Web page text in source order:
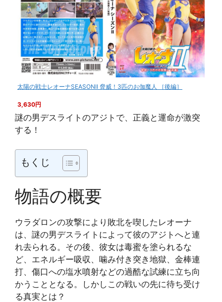
太陽の戦士レオーナSEASONII 脅威！3匹のお伽魔人 ［後編］
3,630円
謎の男デスライトのアジトで、正義と運命が激突
する！
もくじ
物語の概要
ウラダロンの攻撃により敗北を喫したレオーナ
は、謎の男デスライトによって彼のアジトへと連
れ去られる。その後、彼女は毒蜜を塗られるな
ど、エネルギー吸収、噛み付き突き地獄、金棒連
打、傷口への塩水噴射などの過酷な試練に立ち向
かうこととなる。しかしこの戦いの先に待ち受け
る真実とは？